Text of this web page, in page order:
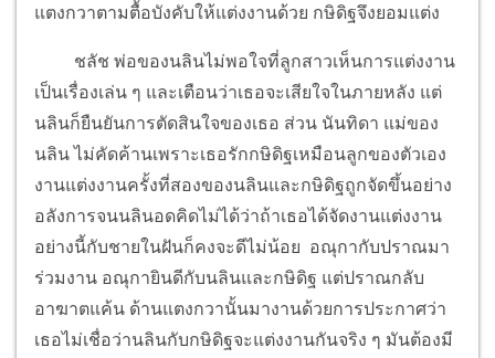
แตงกวาตามตื้อบังคับให้แต่งงานด้วย กษิดิฐจึงยอมแต่ง
ชลัช พ่อของนลินไม่พอใจที่ลูกสาวเห็นการแต่งงาน
เป็นเรื่องเล่น ๆ และเตือนว่าเธอจะเสียใจในภายหลัง แต่
นลินก็ยืนยันการตัดสินใจของเธอ ส่วน นันทิดา แม่ของ
นลิน ไม่คัดค้านเพราะเธอรักกษิดิฐเหมือนลูกของตัวเอง
งานแต่งงานครั้งที่สองของนลินและกษิดิฐถูกจัดขึ้นอย่าง
อลังการจนนลินอดคิดไม่ได้ว่าถ้าเธอได้จัดงานแต่งงาน
อย่างนี้กับชายในฝันก็คงจะดีไม่น้อย อณุกากับปราณมา
ร่วมงาน อณุกายินดีกับนลินและกษิดิฐ แต่ปราณกลับ
อาฆาตแค้น ด้านแตงกวานั้นมางานด้วยการประกาศว่า
เธอไม่เชื่อว่านลินกับกษิดิฐจะแต่งงานกันจริง ๆ มันต้องมี